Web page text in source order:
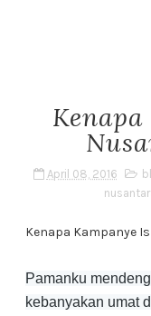
April 08, 2016
Kenapa Kampanye
Pamanku
kebanyakan umat